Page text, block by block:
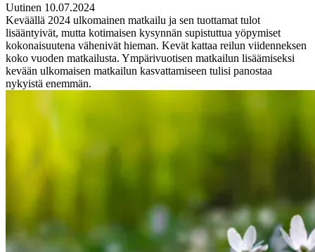
Uutinen 10.07.2024
Keväällä 2024 ulkomainen matkailu ja sen tuottamat tulot
lisääntyivät, mutta kotimaisen kysynnän supistuttua yöpymiset
kokonaisuutena vähenivät hieman. Kevät kattaa reilun viidenneksen
koko vuoden matkailusta. Ympärivuotisen matkailun lisäämiseksi
kevään ulkomaisen matkailun kasvattamiseen tulisi panostaa
nykyistä enemmän.